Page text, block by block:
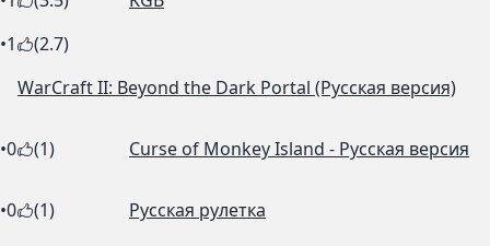
•1
(2.7)
WarCraft II: Beyond the Dark Portal (Русская версия)
•0 (1) Curse of Monkey Island - Русская версия
•0 (1) Русская рулетка